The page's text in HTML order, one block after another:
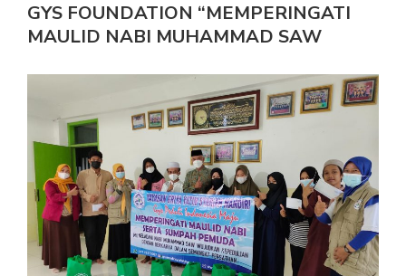
GYS FOUNDATION “MEMPERINGATI
MAULID NABI MUHAMMAD SAW